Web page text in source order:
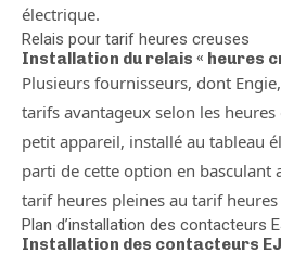
électrique.
Relais pour tarif heures creuses
Installation du relais « heures
Plusieurs fournisseurs, dont
tarifs avantageux selon les
petit appareil, installé au tableau
parti de cette option en basculant
tarif heures pleines au tarif heures
Plan d’installation des contacteurs
Installation des contacteurs